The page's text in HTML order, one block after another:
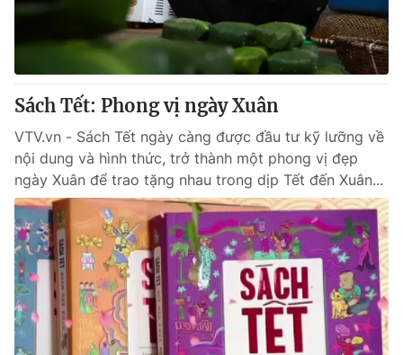
® Cấm sao chép dưới mọi hình thức nếu không có sự chấp
thuận bằng văn bản. Ghi rõ nguồn VTV.vn khi phát hành lại
thông tin từ website này.
Sách Tết: Phong vị ngày Xuân
VTV.vn - Sách Tết ngày càng được đầu tư kỹ lưỡng về
nội dung và hình thức, trở thành một phong vị đẹp
ngày Xuân để trao tặng nhau trong dịp Tết đến Xuân...